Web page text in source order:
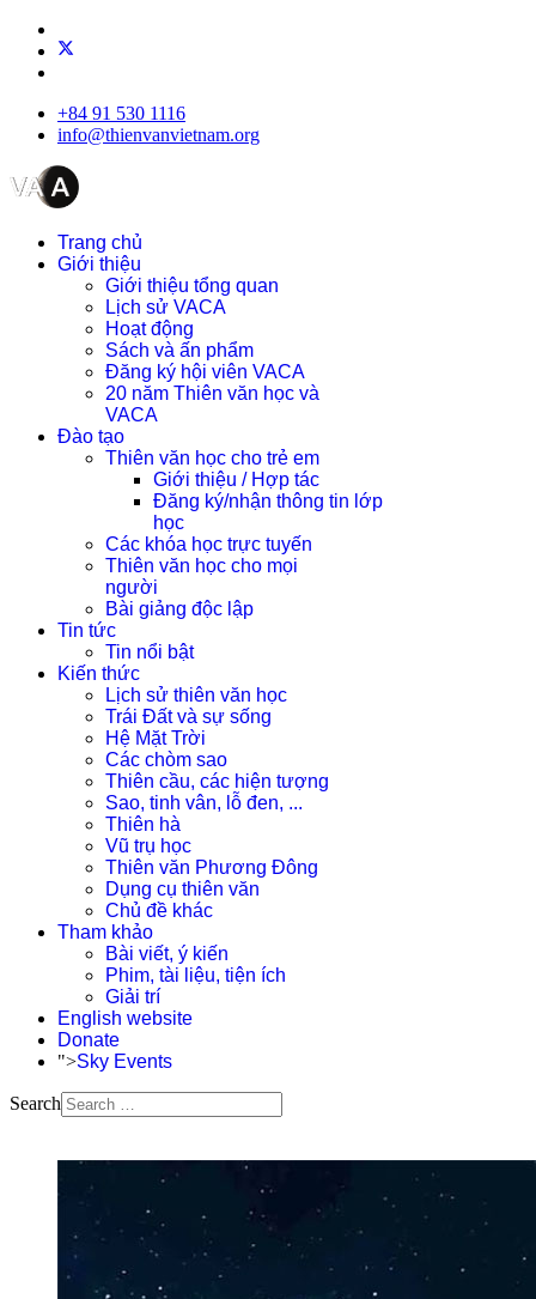
+84 91 530 1116
info@thienvanvietnam.org
Trang chủ
Giới thiệu
Giới thiệu tổng quan
Lịch sử VACA
Hoạt động
Sách và ấn phẩm
Đăng ký hội viên VACA
20 năm Thiên văn học và
VACA
Đào tạo
Thiên văn học cho trẻ em
Giới thiệu / Hợp tác
Đăng ký/nhận thông tin lớp
học
Các khóa học trực tuyến
Thiên văn học cho mọi
người
Bài giảng độc lập
Tin tức
Tin nổi bật
Kiến thức
Lịch sử thiên văn học
Trái Đất và sự sống
Hệ Mặt Trời
Các chòm sao
Thiên cầu, các hiện tượng
Sao, tinh vân, lỗ đen, ...
Thiên hà
Vũ trụ học
Thiên văn Phương Đông
Dụng cụ thiên văn
Chủ đề khác
Tham khảo
Bài viết, ý kiến
Phim, tài liệu, tiện ích
Giải trí
English website
Donate
">Sky Events
Search